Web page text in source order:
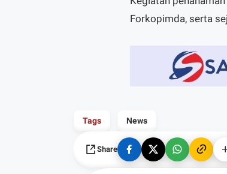
Forkopimda, serta
Tags News
Share